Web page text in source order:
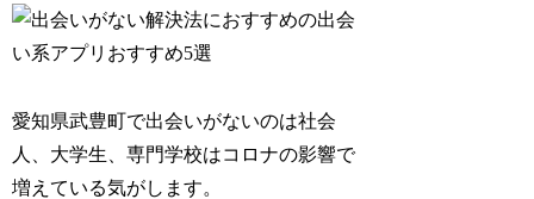
愛知県武豊町で出会いがないのは社会
人、大学生、専門学校はコロナの影響で
増えている気がします。